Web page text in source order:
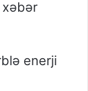
enerji